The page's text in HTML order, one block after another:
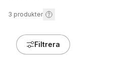
3 produkter
Filtrera